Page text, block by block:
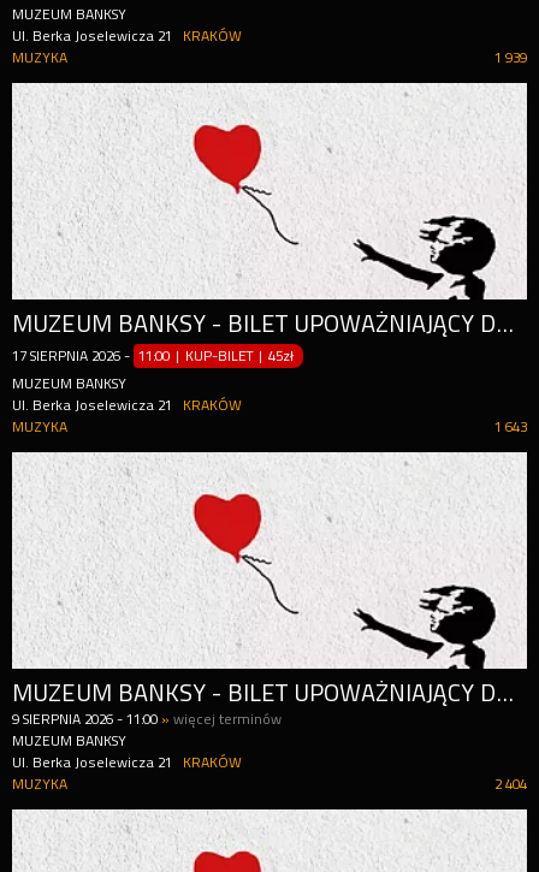
MUZEUM BANKSY
Ul. Berka Joselewicza 21
KRAKÓW
1 939
MUZYKA
MUZEUM BANKSY - BILET UPOWAŻNIAJĄCY DO WEJŚCIA W CIĄGU CAŁEGO DNIA (OD GODZ. 11:00)
17 SIERPNIA 2026 - 11:00 | KUP-BILET |45zł
MUZEUM BANKSY
Ul. Berka Joselewicza 21
KRAKÓW
1 643
MUZYKA
MUZEUM BANKSY - BILET UPOWAŻNIAJĄCY DO WEJŚCIA W CIĄGU CAŁEGO DNIA (OD GODZ. 11:00)
9 SIERPNIA 2026 -11:00 »więcej terminów
MUZEUM BANKSY
Ul. Berka Joselewicza 21
KRAKÓW
2 404
MUZYKA